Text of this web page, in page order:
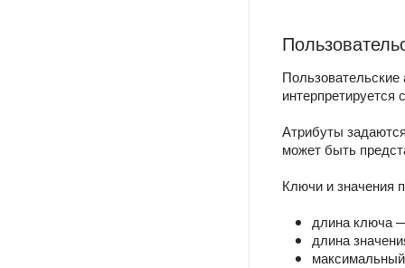
Атрибуты
может быть
Ключи и значения
длина ключа
длина